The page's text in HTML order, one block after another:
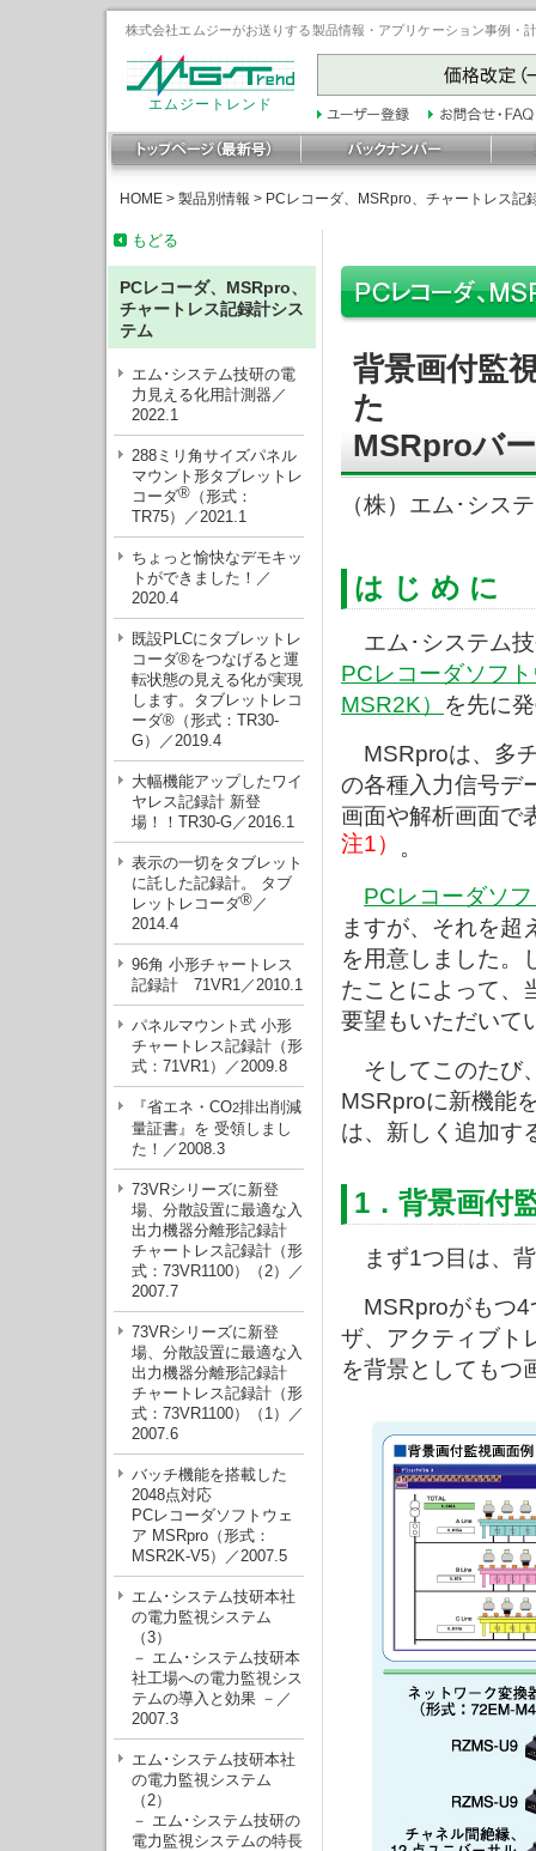
株式会社エムジーがお送りする製品情報・アプリケーション事例
エムジートレンド
HOME > 製品別情報 > PCレコーダ、MSRpro、チャートレス記
もどる
PCレコーダ、MSRpro、
チャートレス記録計シス
テム
エム･システム技研の電
力見える化用計測器／
2022.1
288ミリ角サイズパネル
マウント形タブレットレ
コーダ® （形式：
TR75）／2021.1
ちょっと愉快なデモキッ
トができました！／
2020.4
既設PLCにタブレットレ
コーダ®をつなげると運
転状態の見える化が実現
します。タブレットレコ
ーダ®（形式：TR30-
G）／2019.4
大幅機能アップしたワイ
ヤレス記録計 新登
場！！TR30-G／2016.1
表示の一切をタブレット
に託した記録計。 タブ
レットレコーダ®／
2014.4
96角 小形チャートレス
記録計 71VR1／2010.1
パネルマウント式 小形
チャートレス記録計（形
式：71VR1）／2009.8
『省エネ・CO2排出削減
量証書』を 受領しまし
た！／2008.3
73VRシリーズに新登
場、分散設置に最適な入
出力機器分離形記録計
チャートレス記録計（形
式：73VR1100）（2）／
2007.7
73VRシリーズに新登
場、分散設置に最適な入
出力機器分離形記録計
チャートレス記録計（形
式：73VR1100）（1）／
2007.6
バッチ機能を搭載した
2048点対応
PCレコーダソフトウェ
ア MSRpro（形式：
MSR2K-V5）／2007.5
エム･システム技研本社
の電力監視システム
（3）
－ エム･システム技研本
社工場への電力監視シス
テムの導入と効果 －／
2007.3
エム･システム技研本社
の電力監視システム
（2）
－ エム･システム技研の
電力監視システムの特長
背景画付監
た
MSRproバ
（株）エム･シス
は じ め に
エム･システム
PCレコーダソフ
MSR2K） を先に
MSRproは、多
の各種入力信号デ
画面や解析画面で
注1） 。
PCレコーダソ
ますが、それを超
を用意しました。
たことによって、
要望もいただいて
そしてこのたび
MSRproに新機能
は、新しく追加す
1．背景画付
まず1つ目は、
MSRproがもつ4
ザ、アクティブト
を背景としてもつ